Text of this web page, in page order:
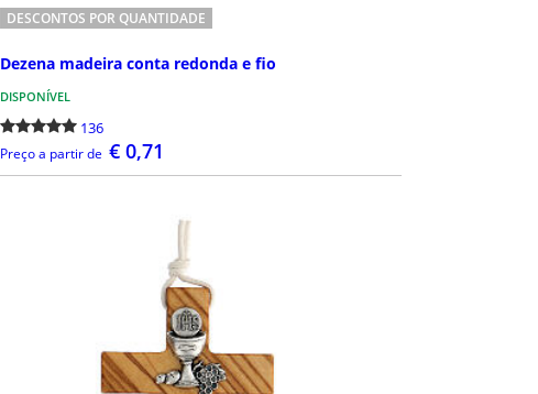
DESCONTOS POR QUANTIDADE
Dezena madeira conta redonda e fio
DISPONÍVEL
136
Preço a partir de € 0,71